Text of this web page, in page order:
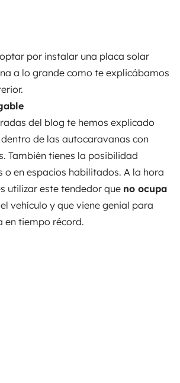
por instalar una placa solar
a lo grande como te explicábamos
del blog te hemos explicado
de las autocaravanas con
También tienes la posibilidad
o en espacios habilitados. A la hora
utilizar este tendedor que no ocupa
vehículo y que viene genial para
en tiempo récord.